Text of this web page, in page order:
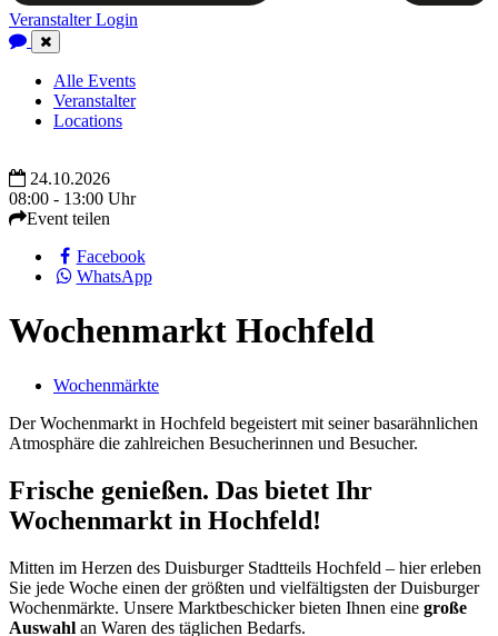
Veranstalter Login
Close
Navigation
Alle Events
Veranstalter
Locations
24.10.2026
08:00 - 13:00 Uhr
Event teilen
Facebook
WhatsApp
Wochenmarkt Hochfeld
Wochenmärkte
Der Wochenmarkt in Hochfeld begeistert mit seiner basarähnlichen
Atmosphäre die zahlreichen Besucherinnen und Besucher.
Frische genießen. Das bietet Ihr
Wochenmarkt in Hochfeld!
Mitten im Herzen des Duisburger Stadtteils Hochfeld – hier erleben
Sie jede Woche einen der größten und vielfältigsten der Duisburger
Wochenmärkte. Unsere Marktbeschicker bieten Ihnen eine große
Auswahl an Waren des täglichen Bedarfs.